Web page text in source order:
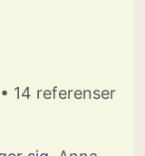
14 referenser